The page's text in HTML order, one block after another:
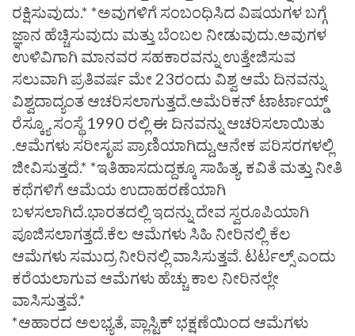
ರಕ್ಷಿಸುವುದು.* *ಅವುಗಳಿಗೆ ಸಂಬಂಧಿಸಿದ ವಿಷಯಗಳ ಬಗ್ಗೆ
ಜ್ಞಾನ ಹೆಚ್ಚಿಸುವುದು ಮತ್ತು ಬೆಂಬಲ ನೀಡುವುದು.ಅವುಗಳ
ಉಳಿವಿಗಾಗಿ ಮಾನವರ ಸಹಕಾರವನ್ನು ಉತ್ತೇಜಿಸುವ
ಸಲುವಾಗಿ ಪ್ರತಿವರ್ಷ ಮೇ 23ರಂದು ವಿಶ್ವ ಆಮೆ ದಿನವನ್ನು
ವಿಶ್ವದಾದ್ಯಂತ ಆಚರಿಸಲಾಗುತ್ತದೆ.ಅಮೆರಿಕನ್ ಟಾರ್ಟಾಯ್ಡ್
ರೆಸ್ಕ್ಯೂ ಸಂಸ್ಥೆ 1990 ರಲ್ಲಿ ಈ ದಿನವನ್ನು ಆಚರಿಸಲಾಯಿತು
.ಆಮೆಗಳು ಸರೀಸೃಪ ಪ್ರಾಣಿಯಾಗಿದ್ದು,ಆನೇಕ ಪರಿಸರಗಳಲ್ಲಿ
ಜೀವಿಸುತ್ತದೆ.* *ಇತಿಹಾಸದುದ್ದಕ್ಕೂ ಸಾಹಿತ್ಯ, ಕವಿತೆ ಮತ್ತು ನೀತಿ
ಕಥೆಗಳಿಗೆ ಆಮೆಯ ಉದಾಹರಣೆಯಾಗಿ
ಬಳಸಲಾಗಿದೆ.ಭಾರತದಲ್ಲಿ ಇದನ್ನು ದೇವ ಸ್ವರೂಪಿಯಾಗಿ
ಪೂಜಿಸಲಾಗತ್ತದೆ.ಕೆಲ ಆಮೆಗಳು ಸಿಹಿ ನೀರಿನಲ್ಲಿ ಕೆಲ
ಆಮೆಗಳು ಸಮುದ್ರ ನೀರಿನಲ್ಲಿ ವಾಸಿಸುತ್ತವೆ. ಟರ್ಟಲ್ಸ್ ಎಂದು
ಕರೆಯಲಾಗುವ ಆಮೆಗಳು ಹೆಚ್ಚು ಕಾಲ ನೀರಿನಲ್ಲೇ
ವಾಸಿಸುತ್ತವೆ.*
*ಆಹಾರದ ಅಲಭ್ಯತೆ, ಪ್ಲಾಸ್ಟಿಕ್ ಭಕ್ಷಣೆಯಿಂದ ಆಮೆಗಳು